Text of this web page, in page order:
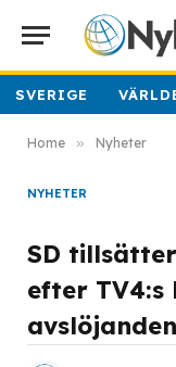
SVERIGE
Home » Nyheter
NYHETER
SD
efter
avslöjanden